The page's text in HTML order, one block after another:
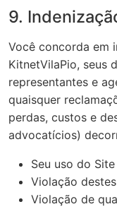
9.
Você concorda em
KitnetVilaPio, seus
representantes e
quaisquer
perdas, custos e
advocatícios)
Seu uso do
Violação
Violação de